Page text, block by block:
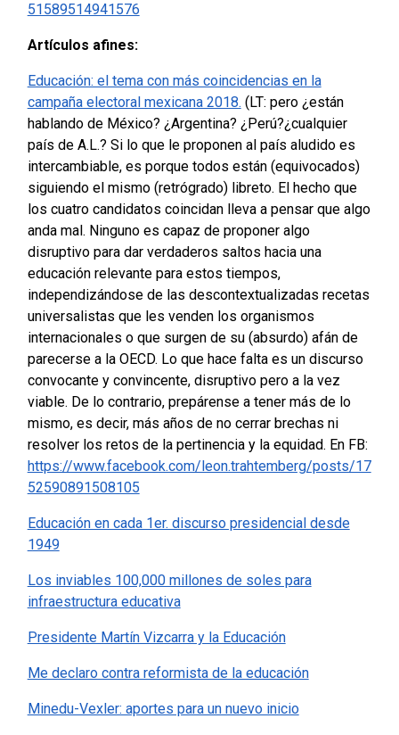
51589514941576
Artículos afines:
Educación: el tema con más coincidencias en la
campaña electoral mexicana 2018. (LT: pero ¿están
hablando de México? ¿Argentina? ¿Perú?¿cualquier
país de A.L.? Si lo que le proponen al país aludido es
intercambiable, es porque todos están (equivocados)
siguiendo el mismo (retrógrado) libreto. El hecho que
los cuatro candidatos coincidan lleva a pensar que algo
anda mal. Ninguno es capaz de proponer algo
disruptivo para dar verdaderos saltos hacia una
educación relevante para estos tiempos,
independizándose de las descontextualizadas recetas
universalistas que les venden los organismos
internacionales o que surgen de su (absurdo) afán de
parecerse a la OECD. Lo que hace falta es un discurso
convocante y convincente, disruptivo pero a la vez
viable. De lo contrario, prepárense a tener más de lo
mismo, es decir, más años de no cerrar brechas ni
resolver los retos de la pertinencia y la equidad. En FB:
https://www.facebook.com/leon.trahtemberg/posts/17
52590891508105
Educación en cada 1er. discurso presidencial desde
1949
Los inviables 100,000 millones de soles para
infraestructura educativa
Presidente Martín Vizcarra y la Educación
Me declaro contra reformista de la educación
Minedu-Vexler: aportes para un nuevo inicio